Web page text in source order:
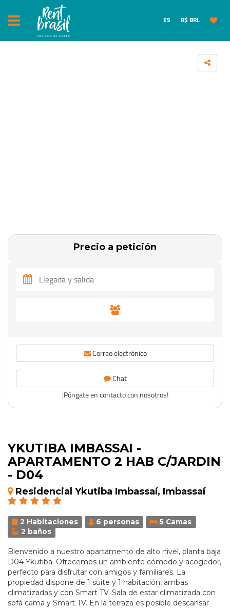
ES R$ BRL
YKUTIBA IMBASSAI -
APARTAMENTO 2 HAB C/JARDIN
- D04
Residencial Ykutiba Imbassaí, Imbassaí
2 Habitaciones 6 personas
5 Camas
2 baños
Bienvenido a nuestro apartamento de alto nivel, planta baja
D04 Ykutiba. Ofrecemos un ambiente cómodo y acogedor,
perfecto para disfrutar con amigos y familiares. La
propiedad dispone de 1 suite y 1 habitación, ambas
climatizadas y con Smart TV. Sala de estar climatizada con
sofá cama y Smart TV. En la terraza es posible descansar
Precio a petición
Correo electrónico
Chat
¡Póngate en contacto con nosotros!